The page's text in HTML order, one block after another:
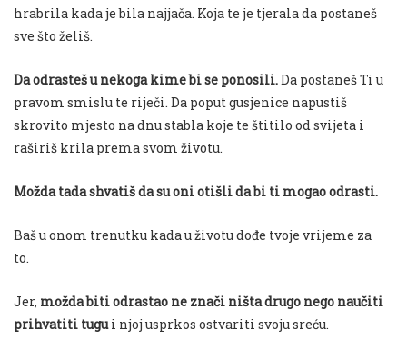
hrabrila kada je bila najjača. Koja te je tjerala da postaneš
sve što želiš.
Da odrasteš u nekoga kime bi se ponosili.Da postaneš Ti u
pravom smislu te riječi. Da poput gusjenice napustiš
skrovito mjesto na dnu stabla koje te štitilo od svijeta i
raširiš krila prema svom životu.
Možda tada shvatiš da su oni otišli da bi ti mogao odrasti.
Baš u onom trenutku kada u životu dođe tvoje vrijeme za
to.
Jer, možda biti odrastao ne znači ništa drugo nego naučiti
prihvatiti tugui njoj usprkos ostvariti svoju sreću.